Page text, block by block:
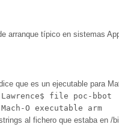
arranque típico en sistemas
que es un ejecutable para
Lawrence$ file poc-bbot
al fichero que estaba en /